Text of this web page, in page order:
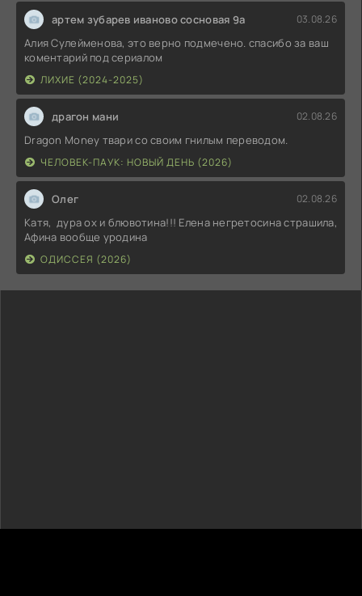
артем зубарев иваново сосновая 9а 03.08.26
Алия Сулейменова, это верно подмечено. спасибо за ваш
коментарий под сериалом
ЛИХИЕ (2024-2025)
драгон мани 02.08.26
Dragon Money твари со своим гнилым переводом.
ЧЕЛОВЕК-ПАУК: НОВЫЙ ДЕНЬ (2026)
Олег 02.08.26
Катя, дура ох и блювотина!!! Елена негретосина страшила,
Афина вообще уродина
ОДИССЕЯ (2026)